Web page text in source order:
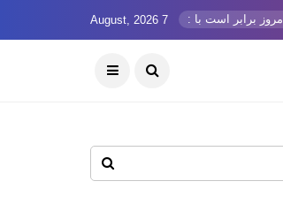
امروز برابر است با : 7 August, 2026